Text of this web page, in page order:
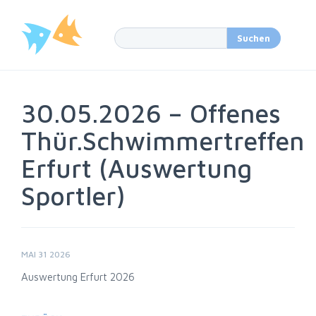
30.05.2026 – Offenes
Thür.Schwimmertreffen
Erfurt (Auswertung
Sportler)
MAI 31 2026
Auswertung Erfurt 2026